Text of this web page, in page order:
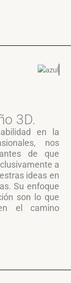
3D.
en la
nos
de que
a
ideas en
Su enfoque
son lo que
el camino